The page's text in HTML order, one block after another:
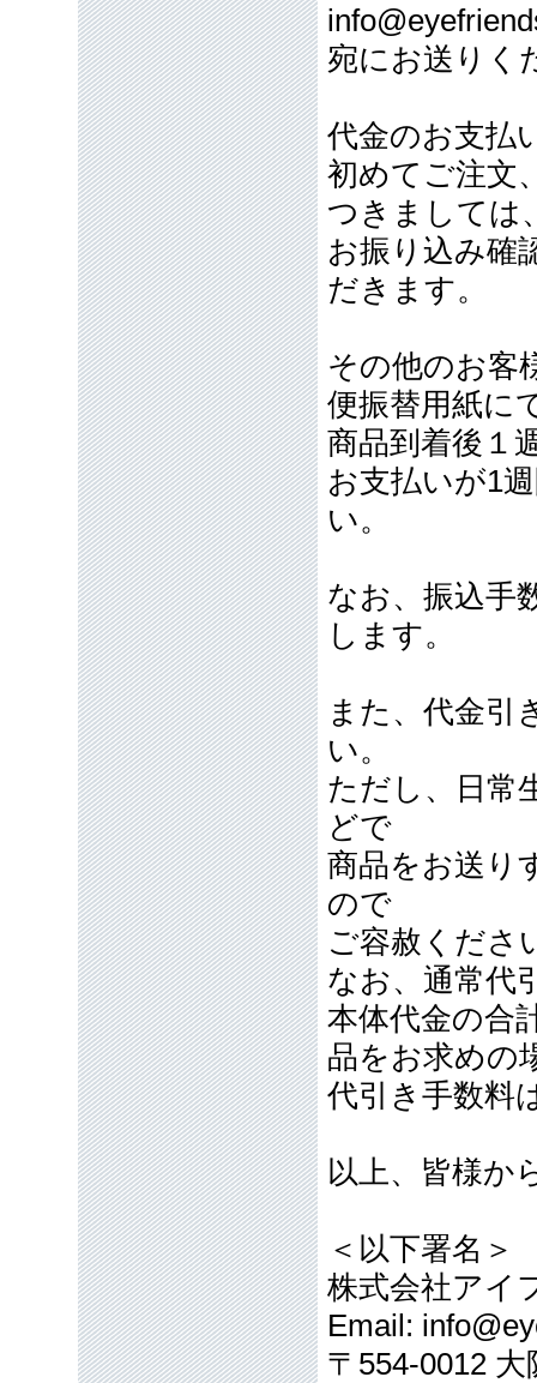
宛にお送りく
代金のお支払
初めてご注文
つきましては
お振り込み確
だきます。
その他のお客
便振替用紙に
商品到着後１
お支払いが1
い。
なお、振込手
します。
また、代金引
い。
ただし、日常
どで
商品をお送り
ので
ご容赦くださ
なお、通常代
本体代金の合
品をお求めの
代引き手数料
以上、皆様か
＜以下署名＞
株式会社アイ
Email:
〒554-0012